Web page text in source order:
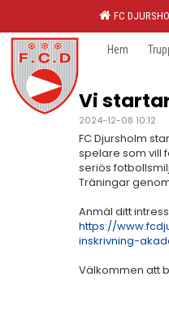
FC
Hem
Vi
2024-12-08 10:12
FC Djursholm
spelare som vill
seriös
Träningar
Anmäl ditt
https://
inskrivning-
Välkommen att